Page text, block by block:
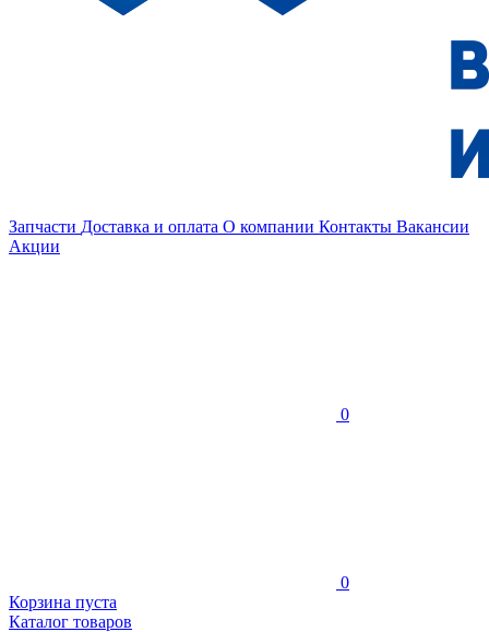
Запчасти Доставка и оплата О компании Контакты Вакансии
Акции
0
0
Корзина пуста
Каталог товаров